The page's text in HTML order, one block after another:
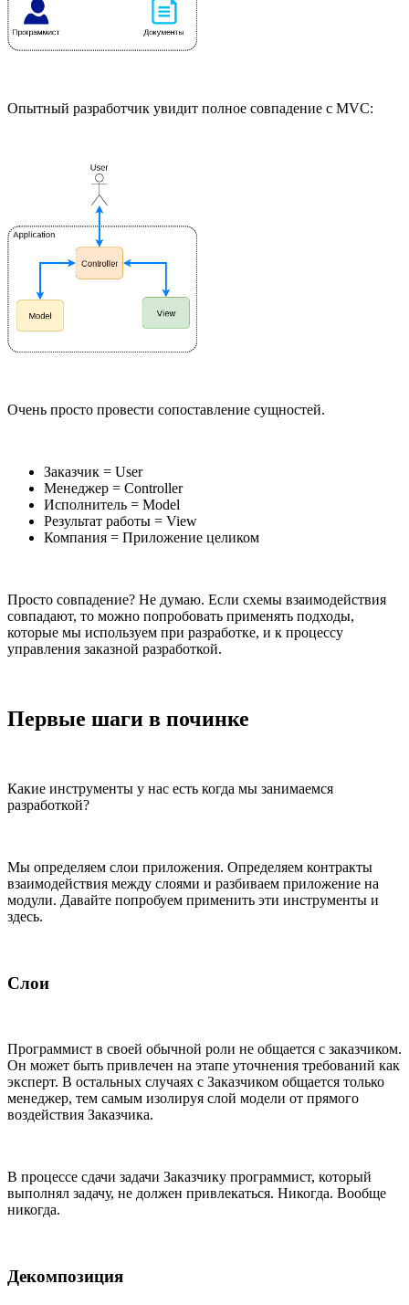
Опытный разработчик увидит полное совпадение с MVC:
Очень просто провести сопоставление сущностей.
Заказчик = User
Менеджер = Controller
Исполнитель = Model
Результат работы = View
Компания = Приложение целиком
Просто совпадение? Не думаю. Если схемы взаимодействия
совпадают, то можно попробовать применять подходы,
которые мы используем при разработке, и к процессу
управления заказной разработкой.
Первые шаги в починке
Какие инструменты у нас есть когда мы занимаемся
разработкой?
Мы определяем слои приложения. Определяем контракты
взаимодействия между слоями и разбиваем приложение на
модули. Давайте попробуем применить эти инструменты и
здесь.
Слои
Программист в своей обычной роли не общается с заказчиком.
Он может быть привлечен на этапе уточнения требований как
эксперт. В остальных случаях с Заказчиком общается только
менеджер, тем самым изолируя слой модели от прямого
воздействия Заказчика.
В процессе сдачи задачи Заказчику программист, который
выполнял задачу, не должен привлекаться. Никогда. Вообще
никогда.
Декомпозиция